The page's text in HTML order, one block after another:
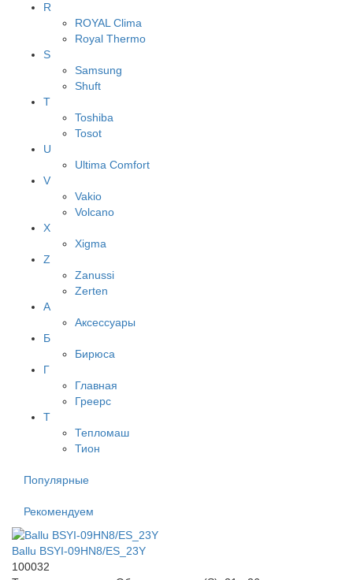
R
ROYAL Clima
Royal Thermo
S
Samsung
Shuft
T
Toshiba
Tosot
U
Ultima Comfort
V
Vakio
Volcano
X
Xigma
Z
Zanussi
Zerten
А
Аксессуары
Б
Бирюса
Г
Главная
Греерс
Т
Тепломаш
Тион
Популярные
Рекомендуем
Ballu BSYI-09HN8/ES_23Y
100032